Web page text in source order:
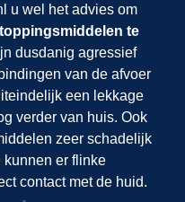
u wel het advies om
te
dusdanig agressief
van de afvoer
een lekkage
verder van huis. Ook
zeer schadelijk
er flinke
contact met de huid.